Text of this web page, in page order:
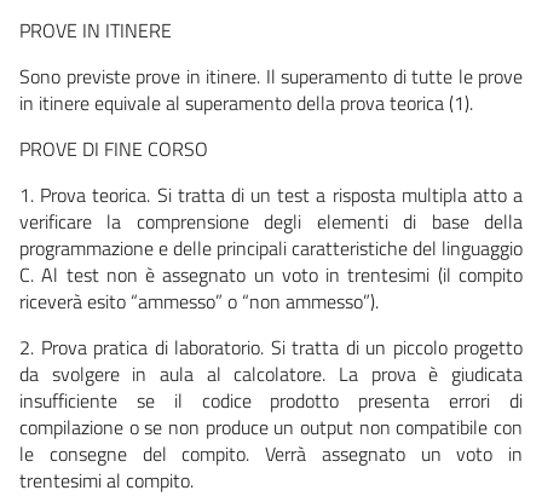
PROVE IN ITINERE
Sono previste prove in itinere. Il superamento di tutte le prove
in itinere equivale al superamento della prova teorica (1).
PROVE DI FINE CORSO
1. Prova teorica. Si tratta di un test a risposta multipla atto a
verificare la comprensione degli elementi di base della
programmazione e delle principali caratteristiche del linguaggio
C. Al test non è assegnato un voto in trentesimi (il compito
riceverà esito “ammesso” o “non ammesso”).
2. Prova pratica di laboratorio. Si tratta di un piccolo progetto
da svolgere in aula al calcolatore. La prova è giudicata
insufficiente se il codice prodotto presenta errori di
compilazione o se non produce un output noncompatibile con
le consegne del compito. Verrà assegnato un voto in
trentesimi al compito.